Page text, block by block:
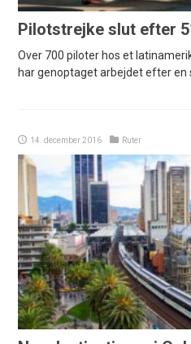
Pilotstrejke slut efter
Over 700 piloter hos et
har genoptaget arbejdet efter
14. december 2016 Ruter